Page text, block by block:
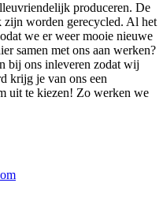
produceren. De
zijn worden gerecycled. Al het
we er weer mooie nieuwe
samen met ons aan werken?
bij ons inleveren zodat wij
krijg je van ons een
uit te kiezen! Zo werken we